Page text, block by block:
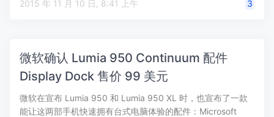
2015 年 11 月 10 日, 8:41 上午 3
微软确认 Lumia 950 Continuum 配件
Display Dock 售价 99 美元
微软在宣布 Lumia 950 和 Lumia 950 XL 时，也宣布了一款
能让这两部手机快速拥有台式电脑体验的配件：Microsoft